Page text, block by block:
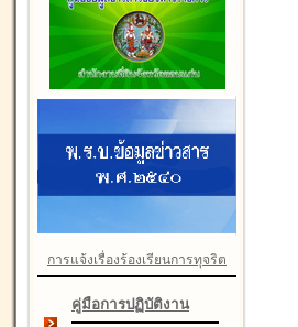
การแจ้งเรื่องร้องเรียนการทุจริต
คู่มือการปฏิบัติงาน